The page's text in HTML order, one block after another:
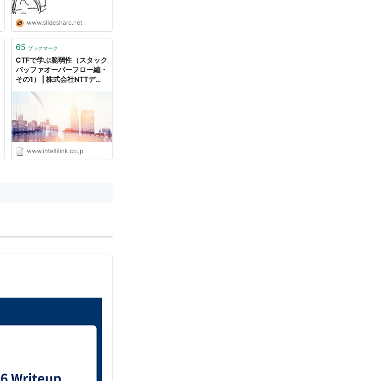
www.slideshare.net
65 ブックマーク
CTFで学ぶ脆弱性（スタック
バッファオーバーフロー編・
その1） | 株式会社NTTデー
www.intellilink.co.jp